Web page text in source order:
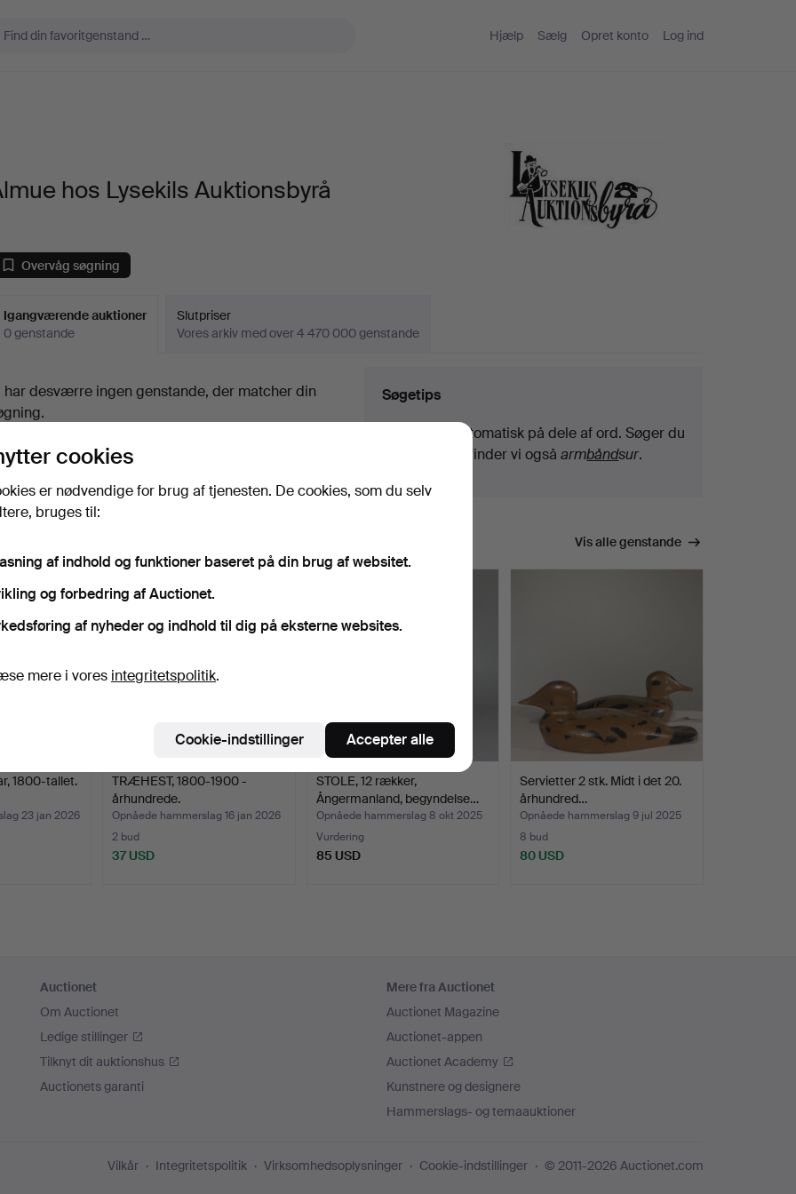
Hjælp Sælg Opret konto Log ind
hos Lysekils Auktionsbyrå
Overvåg søgning
Igangværende auktioner
0 genstande
Slutpriser
Vores arkiv med over 4 470 000 genstande
har desværre ingen genstande, der matcher din
på“Overvåg søgning”
mail, så snart vi får den.
Søgetips
Vi søger automatisk på dele af ord. Søger du
, finder vi ogsåarmbåndsur.
der matcher din søgning Vis alle genstande
1800-tallet.
23 jan 2026
TRÆHEST, 1800-1900 -
århundrede.
Opnåede hammerslag 16 jan 2026
2 bud
37 USD
STOLE, 12 rækker,
Ångermanland, begyndelse…
Opnåede hammerslag 8 okt 2025
Vurdering
85 USD
Servietter 2 stk. Midt i det 20.
århundred…
Opnåede hammerslag 9 jul 2025
8 bud
80 USD
Auctionet
Om Auctionet
Ledige stillinger
Tilknyt dit auktionshus
Auctionets garanti
Mere fra Auctionet
Auctionet Magazine
Auctionet-appen
Auctionet Academy
Kunstnere og designere
Hammerslags- og temaauktioner
Vilkår Integritetspolitik Virksomhedsoplysninger Cookie-indstillinger © 2011-2026 Auctionet.com
cookies
er nødvendige for brug af tjenesten. De cookies, som du selv
bruges til:
af indhold og funktioner baseret på din brug af websitet.
og forbedring af Auctionet.
af nyheder og indhold til dig på eksterne websites.
mere i vores integritetspolitik.
Cookie-indstillinger Accepter alle